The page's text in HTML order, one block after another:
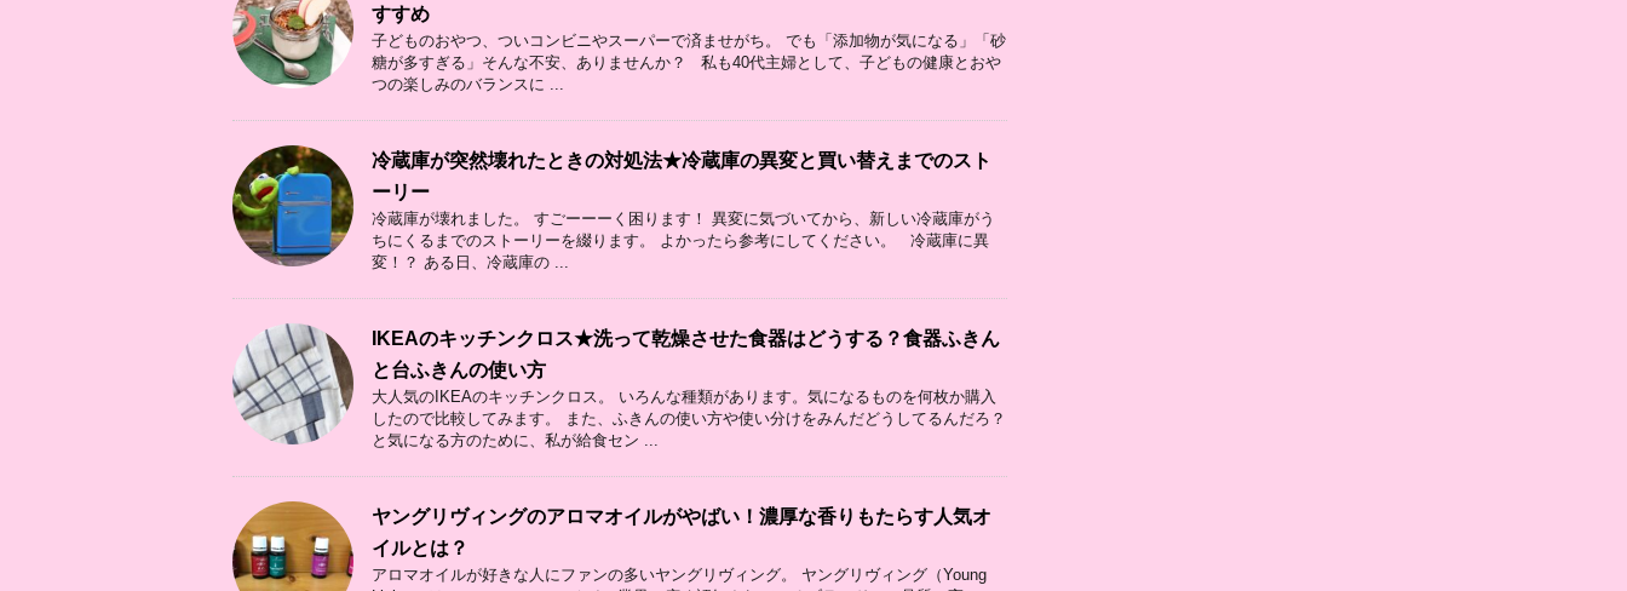
すすめ
子どものおやつ、ついコンビニやスーパーで済ませがち。 でも「添加物が気になる」「砂
糖が多すぎる」そんな不安、ありませんか？ 私も40代主婦として、子どもの健康とおや
つの楽しみのバランスに ...
冷蔵庫が突然壊れたときの対処法★冷蔵庫の異変と買い替えまでのスト
ーリー
冷蔵庫が壊れました。 すごーーーく困ります！ 異変に気づいてから、新しい冷蔵庫がう
ちにくるまでのストーリーを綴ります。 よかったら参考にしてください。 冷蔵庫に異
変！？ ある日、冷蔵庫の ...
IKEAのキッチンクロス★洗って乾燥させた食器はどうする？食器ふきん
と台ふきんの使い方
大人気のIKEAのキッチンクロス。 いろんな種類があります。気になるものを何枚か購入
したので比較してみます。 また、ふきんの使い方や使い分けをみんだどうしてるんだろ？
と気になる方のために、私が給食セン ...
ヤングリヴィングのアロマオイルがやばい！濃厚な香りもたらす人気オ
イルとは？
アロマオイルが好きな人にファンの多いヤングリヴィング。 ヤングリヴィング（Young